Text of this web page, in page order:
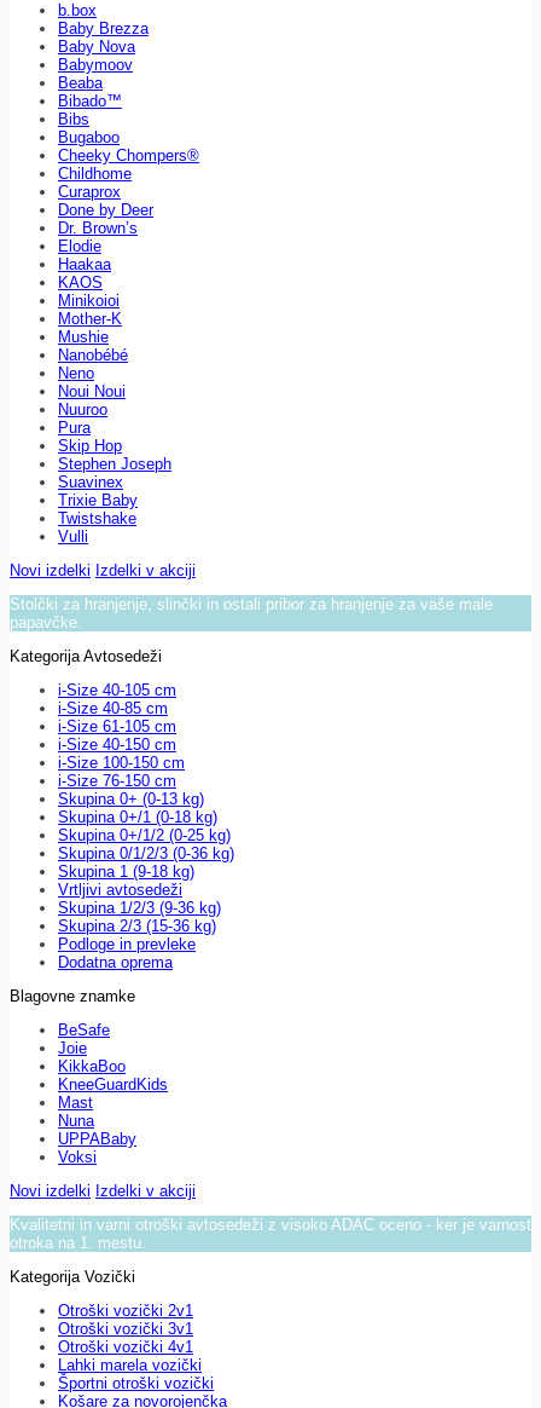
b.box
Baby Brezza
Baby Nova
Babymoov
Beaba
Bibado™
Bibs
Bugaboo
Cheeky Chompers®
Childhome
Curaprox
Done by Deer
Dr. Brown’s
Elodie
Haakaa
KAOS
Minikoioi
Mother-K
Mushie
Nanobébé
Neno
Noui Noui
Nuuroo
Pura
Skip Hop
Stephen Joseph
Suavinex
Trixie Baby
Twistshake
Vulli
Novi izdelki Izdelki v akciji
Stolčki za hranjenje, slinčki in ostali pribor za hranjenje za vaše male
papavčke.
Kategorija Avtosedeži
i-Size 40-105 cm
i-Size 40-85 cm
i-Size 61-105 cm
i-Size 40-150 cm
i-Size 100-150 cm
i-Size 76-150 cm
Skupina 0+ (0-13 kg)
Skupina 0+/1 (0-18 kg)
Skupina 0+/1/2 (0-25 kg)
Skupina 0/1/2/3 (0-36 kg)
Skupina 1 (9-18 kg)
Vrtljivi avtosedeži
Skupina 1/2/3 (9-36 kg)
Skupina 2/3 (15-36 kg)
Podloge in prevleke
Dodatna oprema
Blagovne znamke
BeSafe
Joie
KikkaBoo
KneeGuardKids
Mast
Nuna
UPPABaby
Voksi
Novi izdelki Izdelki v akciji
Kvalitetni in varni otroški avtosedeži z visoko ADAC oceno - ker je varnost
otroka na 1. mestu.
Kategorija Vozički
Otroški vozički 2v1
Otroški vozički 3v1
Otroški vozički 4v1
Lahki marela vozički
Športni otroški vozički
Košare za novorojenčka